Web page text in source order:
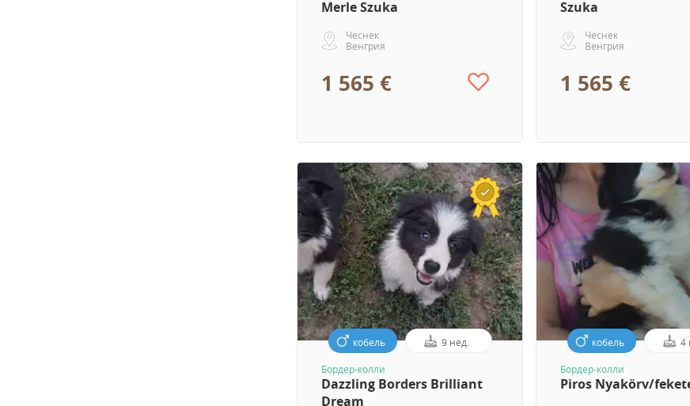
Merle Szuka
Чеснек
Венгрия
1 565 €
Szuka
Чеснек
Венгрия
1 565 €
кобель 9 нед.
Бордер-колли
Dazzling Borders Brilliant
Dream
кобель 4
Бордер-колли
Piros Nyakörv/